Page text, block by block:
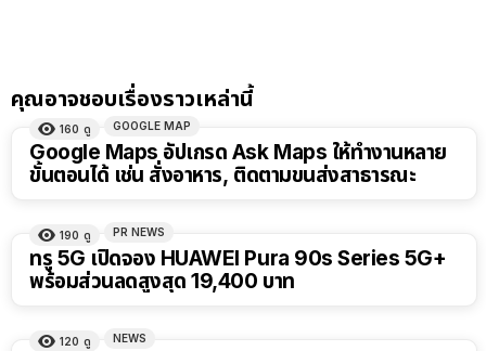
คุณอาจชอบเรื่องราวเหล่านี้
160 ดู GOOGLE MAP
Google Maps อัปเกรด Ask Maps ให้ทำงานหลาย
ขั้นตอนได้ เช่น สั่งอาหาร, ติดตามขนส่งสาธารณะ
190 ดู PR NEWS
ทรู 5G เปิดจอง HUAWEI Pura 90s Series 5G+
พร้อมส่วนลดสูงสุด 19,400 บาท
120 ดู NEWS